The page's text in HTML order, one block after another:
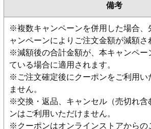
備考
※複数キャンペーンを併用した場合、
ャンペーンによりご注文金額が減額さ
※減額後の合計金額が、本キャンペー
ている場合に適用されます。
※ご注文確定後にクーポンをご利用い
ません。
※交換・返品、キャンセル（売切れ含
ンはご利用いただけません。
※クーポンはオンラインストアからの